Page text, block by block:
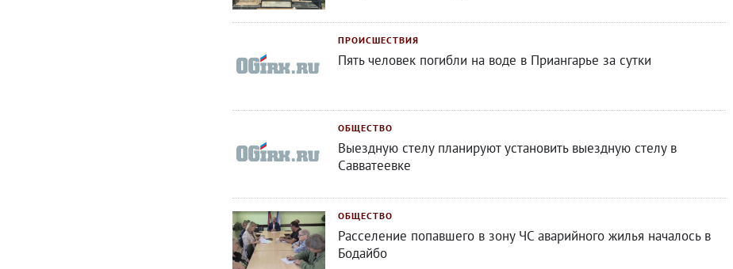
ПРОИСШЕСТВИЯ
Пять человек погибли на воде в Приангарье за сутки
ОБЩЕСТВО
Выездную стелу планируют установить выездную стелу в
Савватеевке
ОБЩЕСТВО
Расселение попавшего в зону ЧС аварийного жилья началось в
Бодайбо